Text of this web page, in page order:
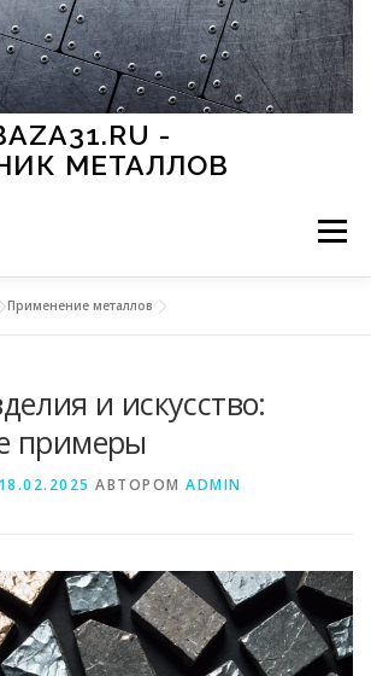
-
МЕТАЛЛОВ
Меню
СРЕДА
СОРТА МЕТАЛЛОВ
Применение металлов
и искусство:
примеры
18.02.2025 АВТОРОМ ADMIN